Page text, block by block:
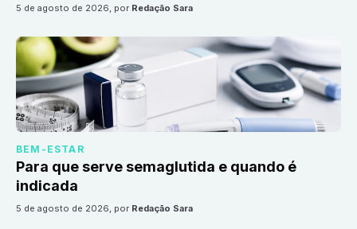
5 de agosto de 2026, por Redação Sara
BEM-ESTAR
Para que serve semaglutida e quando é
indicada
5 de agosto de 2026, por Redação Sara